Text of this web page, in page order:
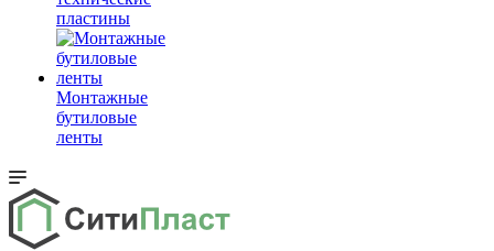
пластины
Монтажные
бутиловые
ленты